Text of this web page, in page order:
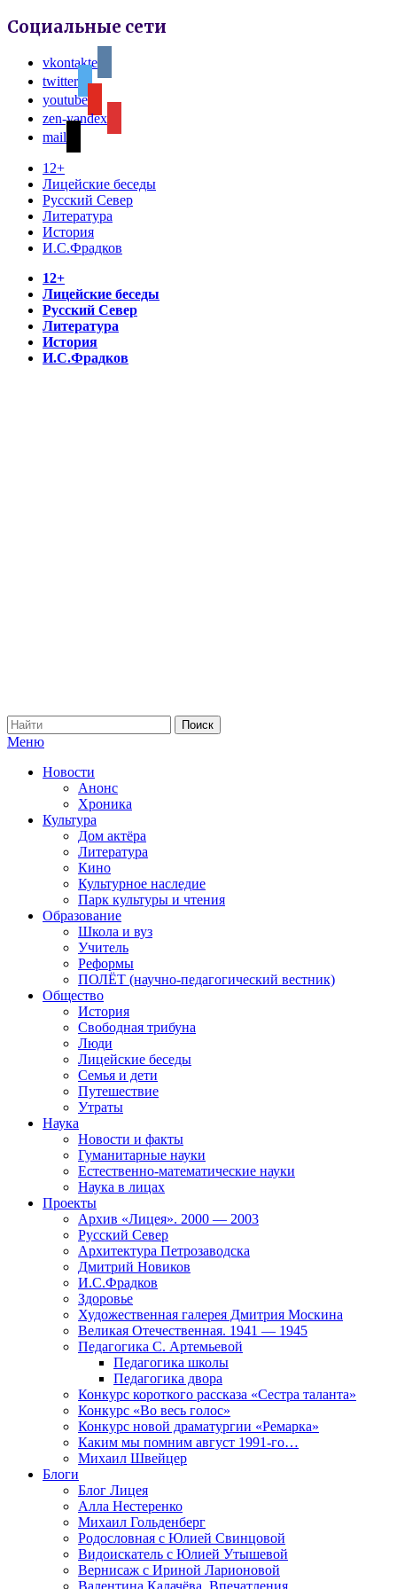
Социальные сети
vkontakte
twitter
youtube
zen-yandex
mail
12+
Лицейские беседы
Русский Север
Литература
История
И.С.Фрадков
12+
Лицейские беседы
Русский Север
Литература
История
И.С.Фрадков
Меню
Новости
Анонс
Хроника
Культура
Дом актёра
Литература
Кино
Культурное наследие
Парк культуры и чтения
Образование
Школа и вуз
Учитель
Реформы
ПОЛЁТ (научно-педагогический вестник)
Общество
История
Свободная трибуна
Люди
Лицейские беседы
Семья и дети
Путешествие
Утраты
Наука
Новости и факты
Гуманитарные науки
Естественно-математические науки
Наука в лицах
Проекты
Архив «Лицея». 2000 — 2003
Русский Север
Архитектура Петрозаводска
Дмитрий Новиков
И.С.Фрадков
Здоровье
Художественная галерея Дмитрия Москина
Великая Отечественная. 1941 — 1945
Педагогика С. Артемьевой
Педагогика школы
Педагогика двора
Конкурс короткого рассказа «Сестра таланта»
Конкурс «Во весь голос»
Конкурс новой драматургии «Ремарка»
Каким мы помним август 1991-го…
Михаил Швейцер
Блоги
Блог Лицея
Алла Нестеренко
Михаил Гольденберг
Родословная с Юлией Свинцовой
Видоискатель с Юлией Утышевой
Вернисаж с Ириной Ларионовой